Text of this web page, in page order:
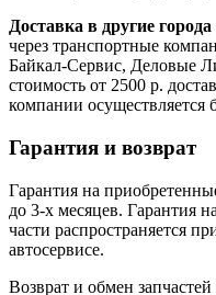
Доставка в другие
через транспортные
Байкал-Сервис, Деловые
стоимость от 2500 р.
компании осуществляется
Гарантия и возврат
Гарантия на
до 3-х месяцев. Гарантия
части распространяется
автосервисе.
Возврат и обмен